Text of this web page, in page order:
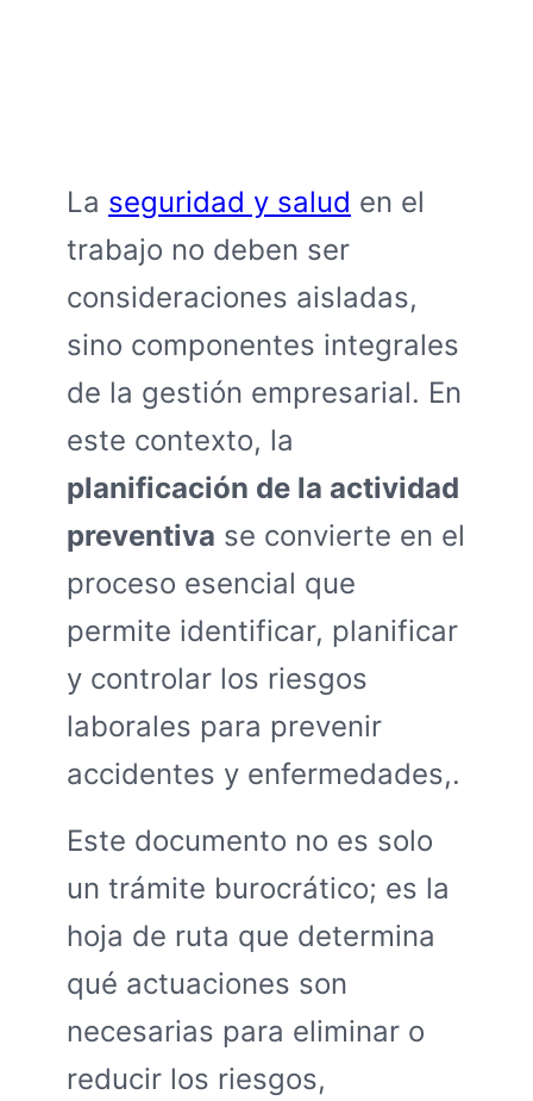
La seguridad y salud en el
trabajo no deben ser
consideraciones aisladas,
sino componentes integrales
de la gestión empresarial. En
este contexto, la
planificación de la actividad
preventiva se convierte en el
proceso esencial que
permite identificar, planificar
y controlar los riesgos
laborales para prevenir
accidentes y enfermedades,.
Este documento no es solo
un trámite burocrático; es la
hoja de ruta que determina
qué actuaciones son
necesarias para eliminar o
reducir los riesgos,